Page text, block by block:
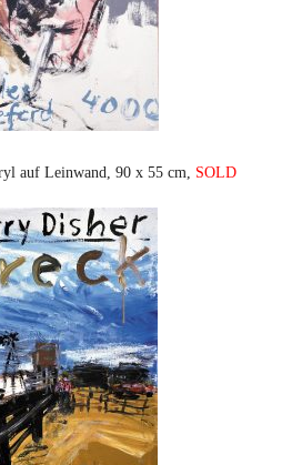
auf Leinwand, 90 x 55 cm, SOLD